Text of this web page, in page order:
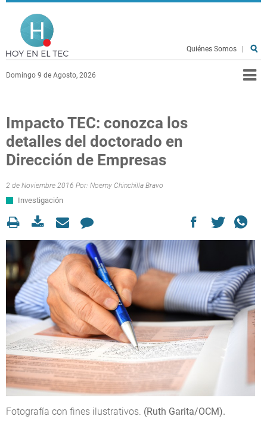
Pasar al contenido principal
Domingo 9 de Agosto, 2026
Quiénes Somos
Impacto TEC: conozca los
detalles del doctorado en
Dirección de Empresas
2 de Noviembre 2016 Por: Noemy Chinchilla Bravo
Investigación
Fotografía con fines ilustrativos. (Ruth Garita/OCM).